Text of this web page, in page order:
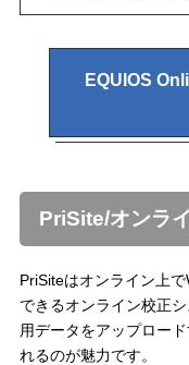
EQUIOS
PriSite/オンラ
PriSiteはオンライン上
できるオンライン校正
用データをアップロー
れるのが魅力です。